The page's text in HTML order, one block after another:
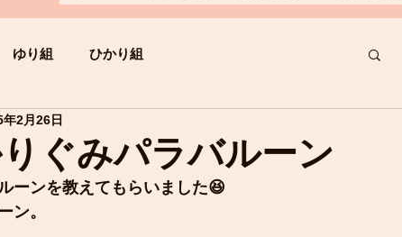
ゆり組 ひかり組
ぐみパラバルーン
年2月26日
ーンを教えてもらいました😆
ン。